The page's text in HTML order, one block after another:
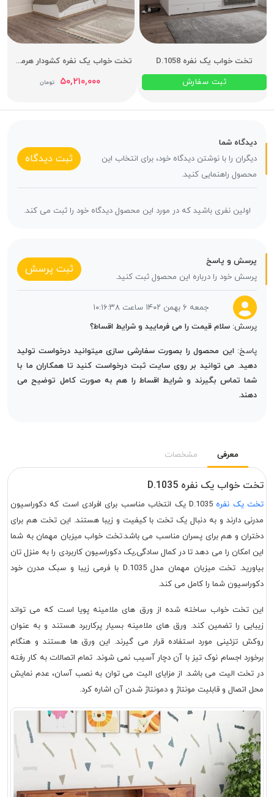
تخت خواب یک نفره D.1058
ثبت سفارش
تخت خواب یک نفره کشودار هرمس عرض 90
۵۰,۲۱۰,۰۰۰ تومان
دیدگاه شما
دیگران را با نوشتن دیدگاه خود، برای انتخاب این
محصول راهنمایی کنید.
ثبت دیدگاه
اولین نفری باشید که در مورد این محصول دیدگاه خود را ثبت می کند.
پرسش و پاسخ
پرسش خود را درباره این محصول ثبت کنید.
ثبت پرسش
جمعه ۶ بهمن ۱۴۰۲ ساعت ۱۰:۱۶:۳۸
پرسش: سلام قیمت را می فرمایید و شرایط اقساط؟
پاسخ:این محصول را بصورت سفارشی سازی میتوانید درخواست تولید
دهید. می توانید بر روی سایت ثبت درخواست کنید تا همکاران ما با
شما تماس بگیرند و شرایط اقساط را هم به صورت کامل توضیح می
دهند.
معرفی مشخصات
تخت خواب یک نفره D.1035
تخت یک نفره
D.1035 یک انتخاب مناسب برای افرادی است که دکوراسیون
مدرنی دارند و به دنبال یک تخت با کیفیت و زیبا هستند. این تخت هم برای
دختران و هم برای پسران مناسب می باشد.تخت خواب میزبان مهمان به شما
این امکان را می دهد تا در کمال سادگی,یک دکوراسیون کاربردی را به منزل تان
بیاورید. تخت میزبان مهمان مدل D.1035 با فرمی زیبا و سبک مدرن خود
دکوراسیون شما را کامل می کند.
این تخت خواب ساخته شده از ورق های ملامینه پویا است که می تواند
زیبایی را تضمین کند. ورق های ملامینه بسیار پرکاربرد هستند و به عنوان
روکش تزئینی مورد استفاده قرار می گیرند. این ورق ها هستند و هنگام
برخورد اجسام نوک تیز با آن دچار آسیب نمی شوند. تمام اتصالات به کار رفته
در تخت الیت می باشد. از مزایای الیت می توان به نصب آسان، عدم نمایش
محل اتصال و قابلیت مونتاژ و دمونتاژ شدن آن اشاره کرد.